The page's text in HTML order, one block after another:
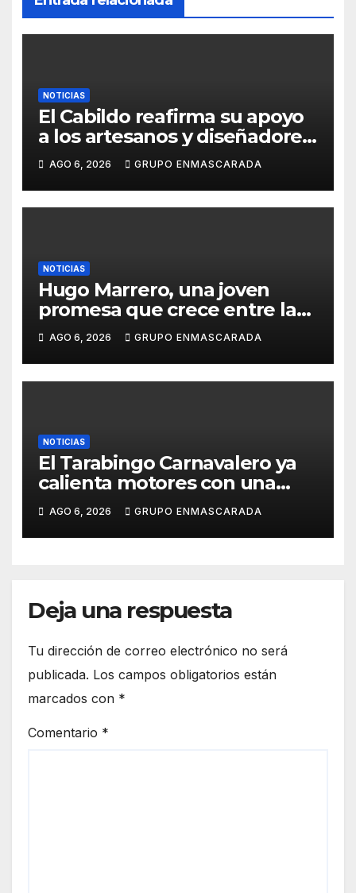
NOTICIAS
El Cabildo reafirma su apoyo
a los artesanos y diseñadores
del Carnaval de Tenerife
AGO 6, 2026 GRUPO ENMASCARADA
NOTICIAS
Hugo Marrero, una joven
promesa que crece entre la
música y la pasión por el
Carnaval
AGO 6, 2026 GRUPO ENMASCARADA
NOTICIAS
El Tarabingo Carnavalero ya
calienta motores con una
nueva edición cargada de
sorpresas
AGO 6, 2026 GRUPO ENMASCARADA
Deja una respuesta
Tu dirección de correo electrónico no será
publicada. Los campos obligatorios están
marcados con *
Comentario *